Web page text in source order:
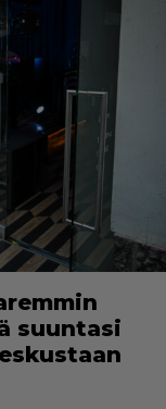
suuntasi